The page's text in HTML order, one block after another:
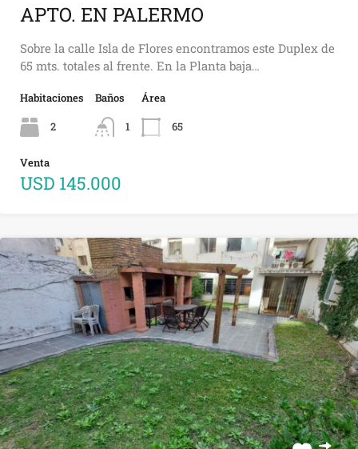
APTO. EN PALERMO
Sobre la calle Isla de Flores encontramos este Duplex de
65 mts. totales al frente. En la Planta baja…
Habitaciones
2
Baños
1
Área
65
Venta
USD 145.000